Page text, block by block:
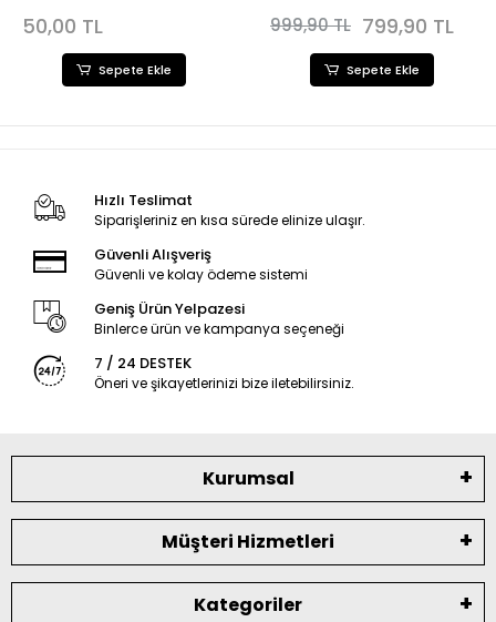
50,00 TL
Sepete Ekle
999,90 TL 799,90 TL
Sepete Ekle
Hızlı Teslimat
Siparişleriniz en kısa sürede elinize ulaşır.
Güvenli Alışveriş
Güvenli ve kolay ödeme sistemi
Geniş Ürün Yelpazesi
Binlerce ürün ve kampanya seçeneği
7 / 24 DESTEK
Öneri ve şikayetlerinizi bize iletebilirsiniz.
Kurumsal
Müşteri Hizmetleri
Kategoriler